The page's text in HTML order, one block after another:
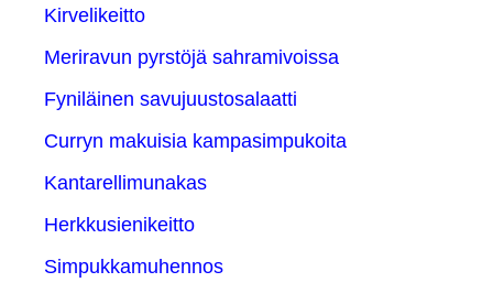
Kirvelikeitto
Meriravun pyrstöjä sahramivoissa
Fyniläinen savujuustosalaatti
Curryn makuisia kampasimpukoita
Kantarellimunakas
Herkkusienikeitto
Simpukkamuhennos